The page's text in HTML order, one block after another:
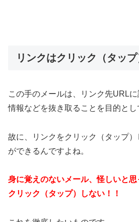
リンクはクリック（タップ
この手のメールは、リンク先URL
情報などを抜き取ることを目的とし
故に、リンクをクリック（タップ
ができるんですよね。
身に覚えのないメール、怪しいと
クリック（タップ）しない！！